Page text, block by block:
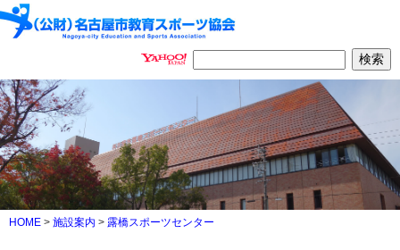
HOME > 施設案内 > 露橋スポーツセンター